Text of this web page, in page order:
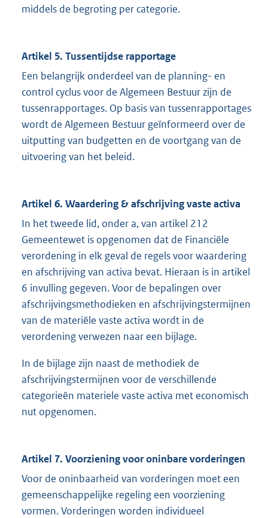
middels de begroting per categorie.
Artikel 5. Tussentijdse rapportage
Een belangrijk onderdeel van de planning- en
control cyclus voor de Algemeen Bestuur zijn de
tussenrapportages. Op basis van tussenrapportages
wordt de Algemeen Bestuur geïnformeerd over de
uitputting van budgetten en de voortgang van de
uitvoering van het beleid.
Artikel 6. Waardering & afschrijving vaste activa
In het tweede lid, onder a, van artikel 212
Gemeentewet is opgenomen dat de Financiële
verordening in elk geval de regels voor waardering
en afschrijving van activa bevat. Hieraan is in artikel
6 invulling gegeven. Voor de bepalingen over
afschrijvingsmethodieken en afschrijvingstermijnen
van de materiële vaste activa wordt in de
verordening verwezen naar een bijlage.
In de bijlage zijn naast de methodiek de
afschrijvingstermijnen voor de verschillende
categorieën materiele vaste activa met economisch
nut opgenomen.
Artikel 7. Voorziening voor oninbare vorderingen
Voor de oninbaarheid van vorderingen moet een
gemeenschappelijke regeling een voorziening
vormen. Vorderingen worden individueel